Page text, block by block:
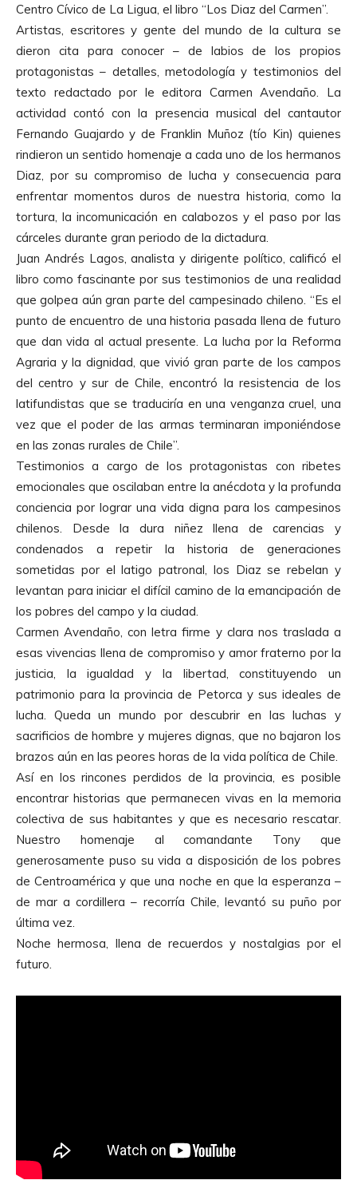
Centro Cívico de La Ligua, el libro “Los Diaz del Carmen”.
Artistas, escritores y gente del mundo de la cultura se
dieron cita para conocer – de labios de los propios
protagonistas – detalles, metodología y testimonios del
texto redactado por le editora Carmen Avendaño. La
actividad contó con la presencia musical del cantautor
Fernando Guajardo y de Franklin Muñoz (tío Kin) quienes
rindieron un sentido homenaje a cada uno de los hermanos
Diaz, por su compromiso de lucha y consecuencia para
enfrentar momentos duros de nuestra historia, como la
tortura, la incomunicación en calabozos y el paso por las
cárceles durante gran periodo de la dictadura.
Juan Andrés Lagos, analista y dirigente político, calificó el
libro como fascinante por sus testimonios de una realidad
que golpea aún gran parte del campesinado chileno. “Es el
punto de encuentro de una historia pasada llena de futuro
que dan vida al actual presente. La lucha por la Reforma
Agraria y la dignidad, que vivió gran parte de los campos
del centro y sur de Chile, encontró la resistencia de los
latifundistas que se traduciría en una venganza cruel, una
vez que el poder de las armas terminaran imponiéndose
en las zonas rurales de Chile”.
Testimonios a cargo de los protagonistas con ribetes
emocionales que oscilaban entre la anécdota y la profunda
conciencia por lograr una vida digna para los campesinos
chilenos. Desde la dura niñez llena de carencias y
condenados a repetir la historia de generaciones
sometidas por el latigo patronal, los Diaz se rebelan y
levantan para iniciar el difícil camino de la emancipación de
los pobres del campo y la ciudad.
Carmen Avendaño, con letra firme y clara nos traslada a
esas vivencias llena de compromiso y amor fraterno por la
justicia, la igualdad y la libertad, constituyendo un
patrimonio para la provincia de Petorca y sus ideales de
lucha. Queda un mundo por descubrir en las luchas y
sacrificios de hombre y mujeres dignas, que no bajaron los
brazos aún en las peores horas de la vida política de Chile.
Así en los rincones perdidos de la provincia, es posible
encontrar historias que permanecen vivas en la memoria
colectiva de sus habitantes y que es necesario rescatar.
Nuestro homenaje al comandante Tony que
generosamente puso su vida a disposición de los pobres
de Centroamérica y que una noche en que la esperanza –
de mar a cordillera – recorría Chile, levantó su puño por
última vez.
Noche hermosa, llena de recuerdos y nostalgias por el
futuro.